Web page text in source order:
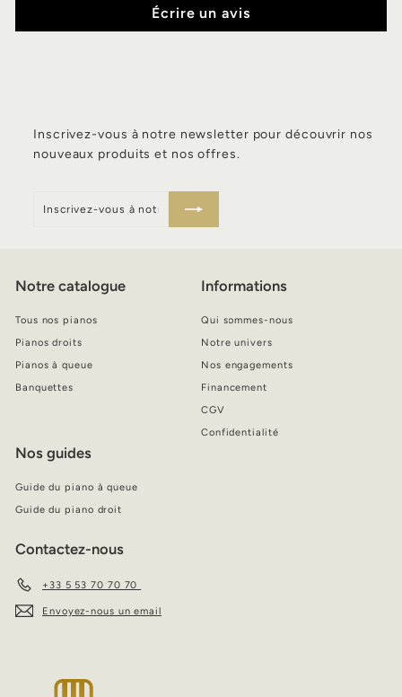
Écrire un avis
Inscrivez-vous à notre newsletter pour découvrir nos
nouveaux produits et nos offres.
vous
Notre catalogue
Tous nos pianos
Pianos droits
Pianos à queue
Banquettes
Informations
Qui sommes-nous
Notre univers
Nos engagements
Financement
CGV
Confidentialité
Nos guides
Guide du piano à queue
Guide du piano droit
Contactez-nous
+33 5 53 70 70 70
Envoyez-nous un email